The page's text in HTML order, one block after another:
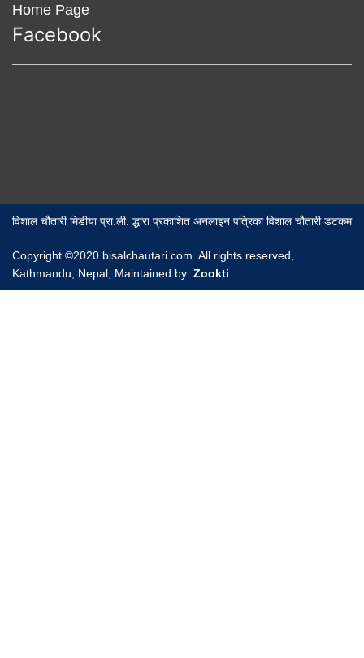
Home Page
Facebook
विशाल चौतारी मिडीया प्रा.ली. द्धारा प्रकाशित अनलाइन पत्रिका विशाल चौतारी डटकम
Copyright ©2020 bisalchautari.com. All rights reserved,
Kathmandu, Nepal, Maintained by: Zookti